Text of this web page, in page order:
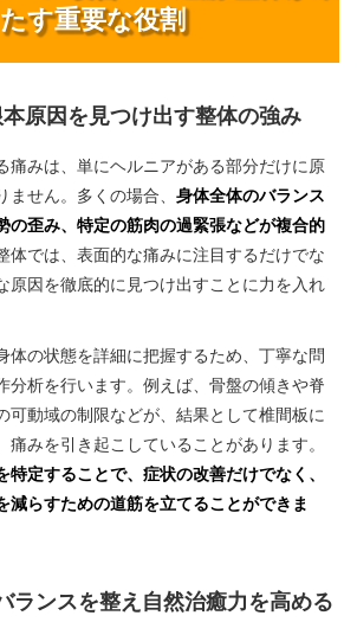
たす重要な役割
原因を見つけ出す整体の強み
痛みは、単にヘルニアがある部分だけに原
せん。多くの場合、 身体全体のバランス
の歪み、特定の筋肉の過緊張などが複合的
体では、表面的な痛みに注目するだけでな
原因を徹底的に見つけ出すことに力を入れ
体の状態を詳細に把握するため、丁寧な問
分析を行います。例えば、骨盤の傾きや脊
可動域の制限などが、結果として椎間板に
痛みを引き起こしていることがあります。
特定することで、症状の改善だけでなく、
減らすための道筋を立てることができま
ランスを整え自然治癒力を高める